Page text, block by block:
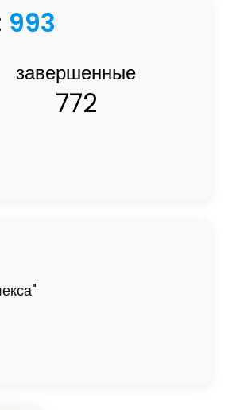
993
завершенные
772